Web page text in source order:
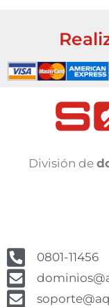
División de
0801-11456